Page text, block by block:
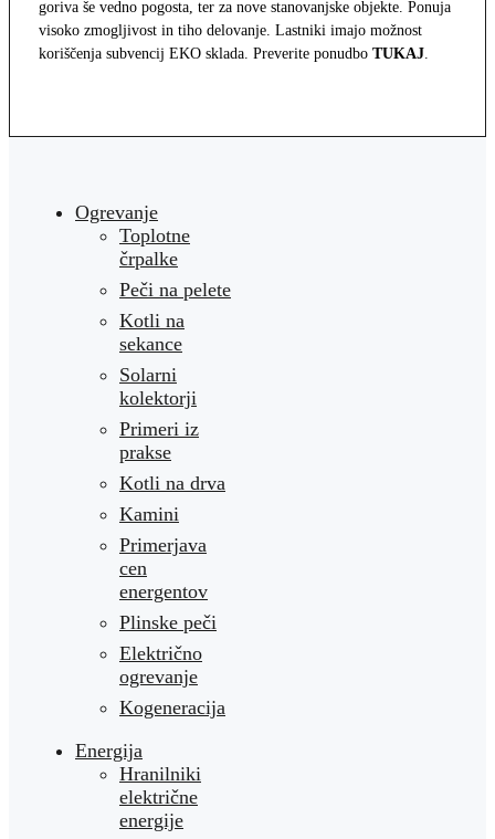
goriva še vedno pogosta, ter za nove stanovanjske objekte. Ponuja
visoko zmogljivost in tiho delovanje. Lastniki imajo možnost
koriščenja subvencij EKO sklada. Preverite ponudbo TUKAJ.
Ogrevanje
Toplotne
črpalke
Peči na pelete
Kotli na
sekance
Solarni
kolektorji
Primeri iz
prakse
Kotli na drva
Kamini
Primerjava
cen
energentov
Plinske peči
Električno
ogrevanje
Kogeneracija
Energija
Hranilniki
električne
energije